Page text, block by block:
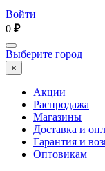
Войти
0 ₽
Выберите город
×
Акции
Распродажа
Магазины
Доставка и
Гарантия и
Оптовикам